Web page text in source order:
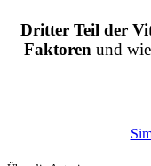
Dritter Teil der
Faktoren und